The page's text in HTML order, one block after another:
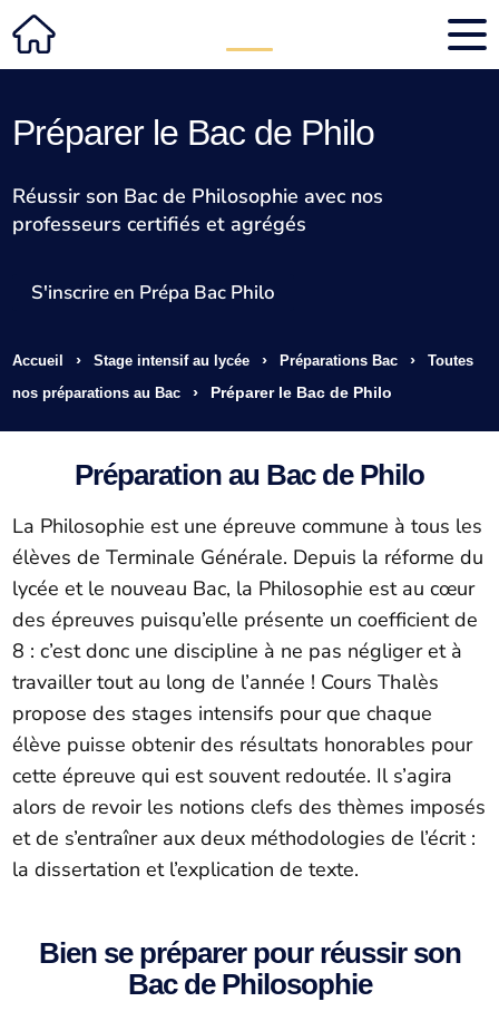
Préparer le Bac de Philo
Réussir son Bac de Philosophie avec nos
professeurs certifiés et agrégés
S'inscrire en Prépa Bac Philo
Accueil › Stage intensif au lycée › Préparations Bac ›
Toutes
nos préparations au Bac
› Préparer le Bac de Philo
Préparation au Bac de Philo
La Philosophie est une épreuve commune à tous les
élèves de Terminale Générale. Depuis la réforme du
lycée et le nouveau Bac, la Philosophie est au cœur
des épreuves puisqu’elle présente un coefficient de
8 : c’est donc une discipline à ne pas négliger et à
travailler tout au long de l’année ! Cours Thalès
propose des stages intensifs pour que chaque
élève puisse obtenir des résultats honorables pour
cette épreuve qui est souvent redoutée. Il s’agira
alors de revoir les notions clefs des thèmes imposés
et de s’entraîner aux deux méthodologies de l’écrit :
la dissertation et l’explication de texte.
Bien se préparer pour réussir son
Bac de Philosophie